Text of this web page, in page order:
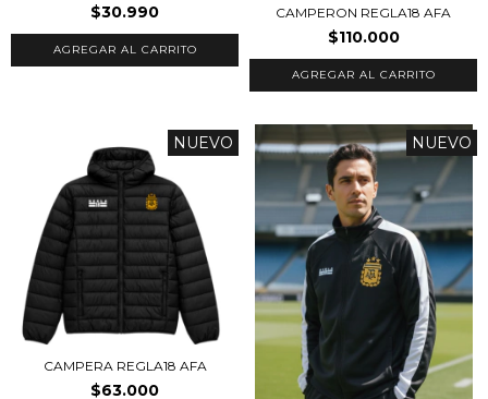
$30.990 CAMPERON REGLA18 AFA
$110.000
AGREGAR AL CARRITO
NUEVO
CAMPERA REGLA18 AFA
$63.000
NUEVO